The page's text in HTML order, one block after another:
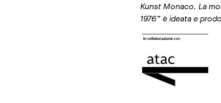
Kunst Monaco. La
1976” è ideata e